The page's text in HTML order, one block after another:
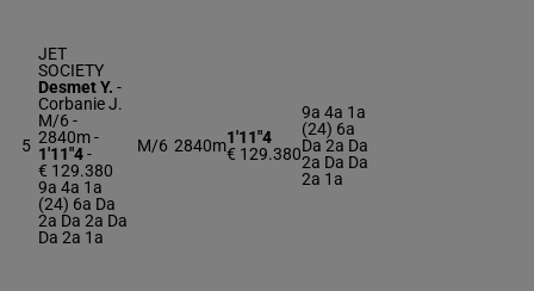
5
JET
SOCIETY
Desmet Y. -
Corbanie J.
M/6 -
2840m-
1'11"4-
€ 129.380
9a 4a 1a
(24) 6a Da
2a Da 2a Da
Da 2a 1a
M/6 2840m1'11"4
€ 129.380
9a 4a 1a
(24) 6a
Da 2a Da
2a Da Da
2a 1a